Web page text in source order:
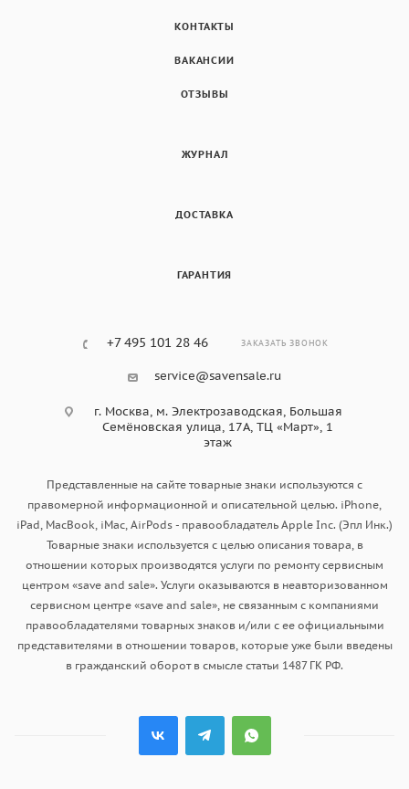
КОНТАКТЫ
ВАКАНСИИ
ОТЗЫВЫ
ЖУРНАЛ
ДОСТАВКА
ГАРАНТИЯ
+7 495 101 28 46 ЗАКАЗАТЬ ЗВОНОК
service@savensale.ru
г. Москва, ​м. Электрозаводская, Большая
Семёновская улица, 17А, ТЦ «Март», 1
этаж
Представленные на сайте товарные знаки используются с
правомерной информационной и описательной целью. iPhone,
iPad, MacBook, iMac, AirPods - правообладатель Apple Inc. (Эпл Инк.)
Товарные знаки используется с целью описания товара, в
отношении которых производятся услуги по ремонту сервисным
центром «save and sale». Услуги оказываются в неавторизованном
сервисном центре «save and sale», не связанным с компаниями
правообладателями товарных знаков и/или с ее официальными
представителями в отношении товаров, которые уже были введены
в гражданский оборот в смысле статьи 1487 ГК РФ.